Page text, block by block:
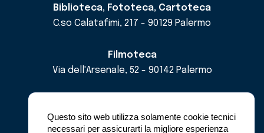
Questo sito web utilizza solamente cookie tecnici
necessari per assicurarti la migliore esperienza
Biblioteca, Fototeca, Cartoteca
C.so Calatafimi, 217 - 90129 Palermo
Filmoteca
Via dell'Arsenale, 52 - 90142 Palermo
pec cricdsicilia@pec.it